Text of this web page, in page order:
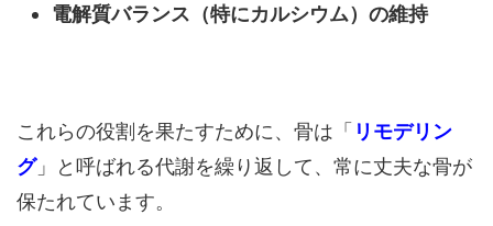
電解質バランス（特にカルシウム）の維持
これらの役割を果たすために、骨は「 リモデリン
グ」と呼ばれる代謝を繰り返して、常に丈夫な骨が
保たれています。